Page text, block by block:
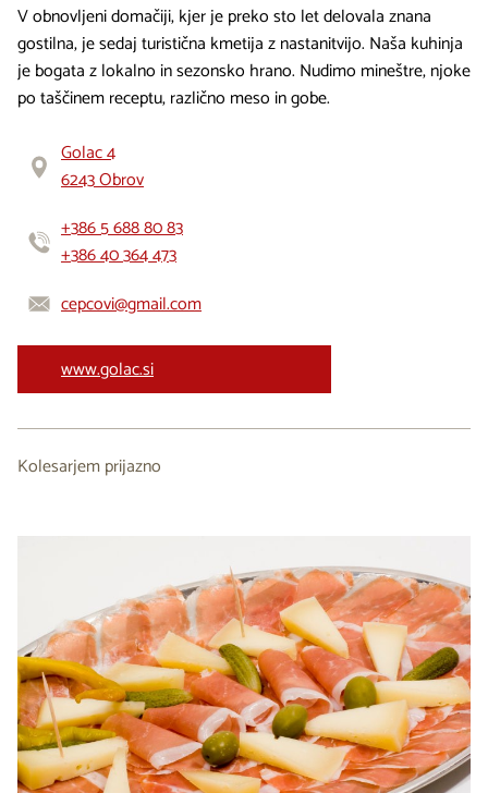
V obnovljeni domačiji, kjer je preko sto let delovala znana
gostilna, je sedaj turistična kmetija z nastanitvijo. Naša kuhinja
je bogata z lokalno in sezonsko hrano. Nudimo mineštre, njoke
po taščinem receptu, različno meso in gobe.
Golac 4
6243 Obrov
+386 5 688 80 83
+386 40 364 473
cepcovi@gmail.com
www.golac.si
Kolesarjem prijazno